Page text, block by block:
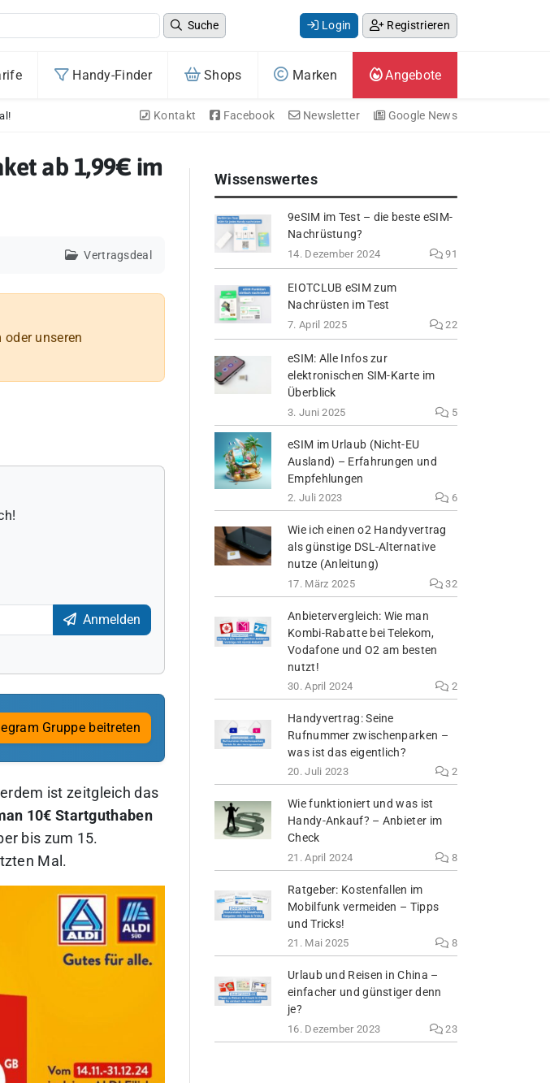
Suche Login Registrieren
Handy-Finder Shops Marken Angebote
Kontakt Facebook Newsletter Google News
ab 1,99€ im
Vertragsdeal
oder unseren
Anmelden
Gruppe beitreten
ist zeitgleich das
10€ Startguthaben
bis zum 15.
Mal.
Wissenswertes
9eSIM im Test – die beste eSIM-
Nachrüstung?
14. Dezember 2024 91
EIOTCLUB eSIM zum
Nachrüsten im Test
7. April 2025 22
eSIM: Alle Infos zur
elektronischen SIM-Karte im
Überblick
3. Juni 2025 5
eSIM im Urlaub (Nicht-EU
Ausland) – Erfahrungen und
Empfehlungen
2. Juli 2023 6
Wie ich einen o2 Handyvertrag
als günstige DSL-Alternative
nutze (Anleitung)
17. März 2025 32
Anbietervergleich: Wie man
Kombi-Rabatte bei Telekom,
Vodafone und O2 am besten
nutzt!
30. April 2024 2
Handyvertrag: Seine
Rufnummer zwischenparken –
was ist das eigentlich?
20. Juli 2023 2
Wie funktioniert und was ist
Handy-Ankauf? – Anbieter im
Check
21. April 2024 8
Ratgeber: Kostenfallen im
Mobilfunk vermeiden – Tipps
und Tricks!
21. Mai 2025 8
Urlaub und Reisen in China –
einfacher und günstiger denn
je?
16. Dezember 2023 23